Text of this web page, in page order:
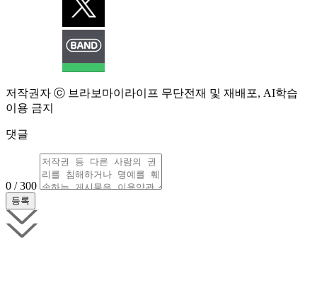
저작권자 ⓒ 브라보마이라이프 무단전재 및 재배포, AI학습
이용 금지
댓글
0 / 300